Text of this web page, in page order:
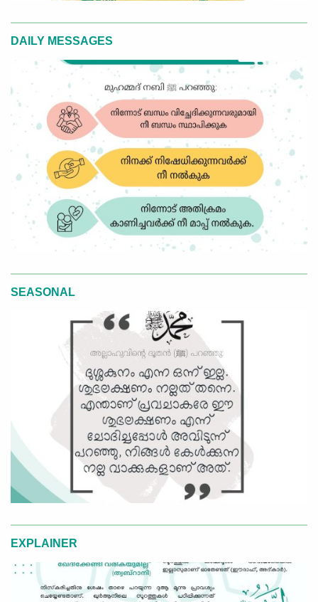
DAILY MESSAGES
SEASONAL
EXPLAINER